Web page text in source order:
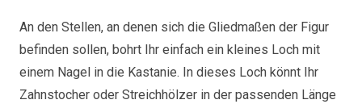
An den Stellen, an denen sich die Gliedmaßen der Figur
befinden sollen, bohrt Ihr einfach ein kleines Loch mit
einem Nagel in die Kastanie. In dieses Loch könnt Ihr
Zahnstocher oder Streichhölzer in der passenden Länge